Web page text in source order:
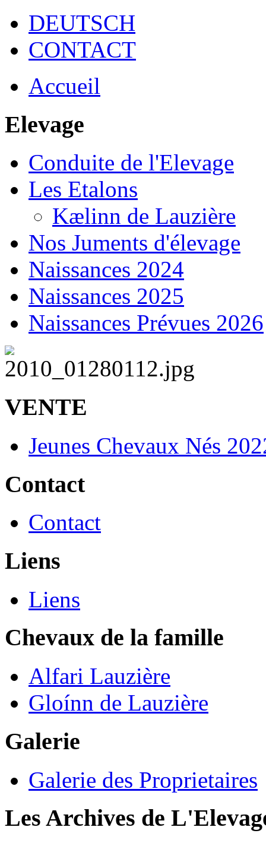
DEUTSCH
CONTACT
Accueil
Elevage
Conduite de l'Elevage
Les Etalons
Kælinn de Lauzière
Nos Juments d'élevage
Naissances 2024
Naissances 2025
Naissances Prévues 2026
VENTE
Jeunes Chevaux Nés
Contact
Contact
Liens
Liens
Chevaux de la famille
Alfari Lauzière
Gloínn de Lauzière
Galerie
Galerie des Proprietaires
Les Archives de